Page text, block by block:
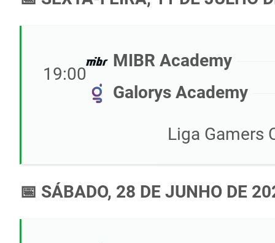
19:00
MIBR Academy
Galorys Academy
Liga Gamers
📅 SÁBADO, 28 DE JUNHO DE